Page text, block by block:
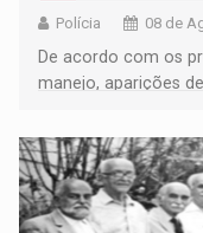
Polícia 08 de
De acordo com os
manejo, aparições